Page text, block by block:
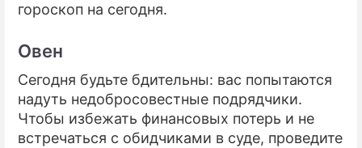
гороскоп на сегодня.
Овен
Сегодня будьте бдительны: вас попытаются
надуть недобросовестные подрядчики.
Чтобы избежать финансовых потерь и не
встречаться с обидчиками в суде, проведите